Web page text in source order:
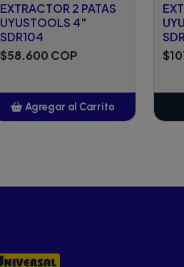
EXTRACTOR 2 PATAS
UYUSTOOLS 4"
SDR104
$58.600 COP
Agregar al Carrito